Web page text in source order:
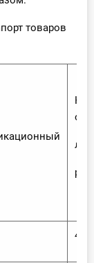
товаров
ля
ра)
4